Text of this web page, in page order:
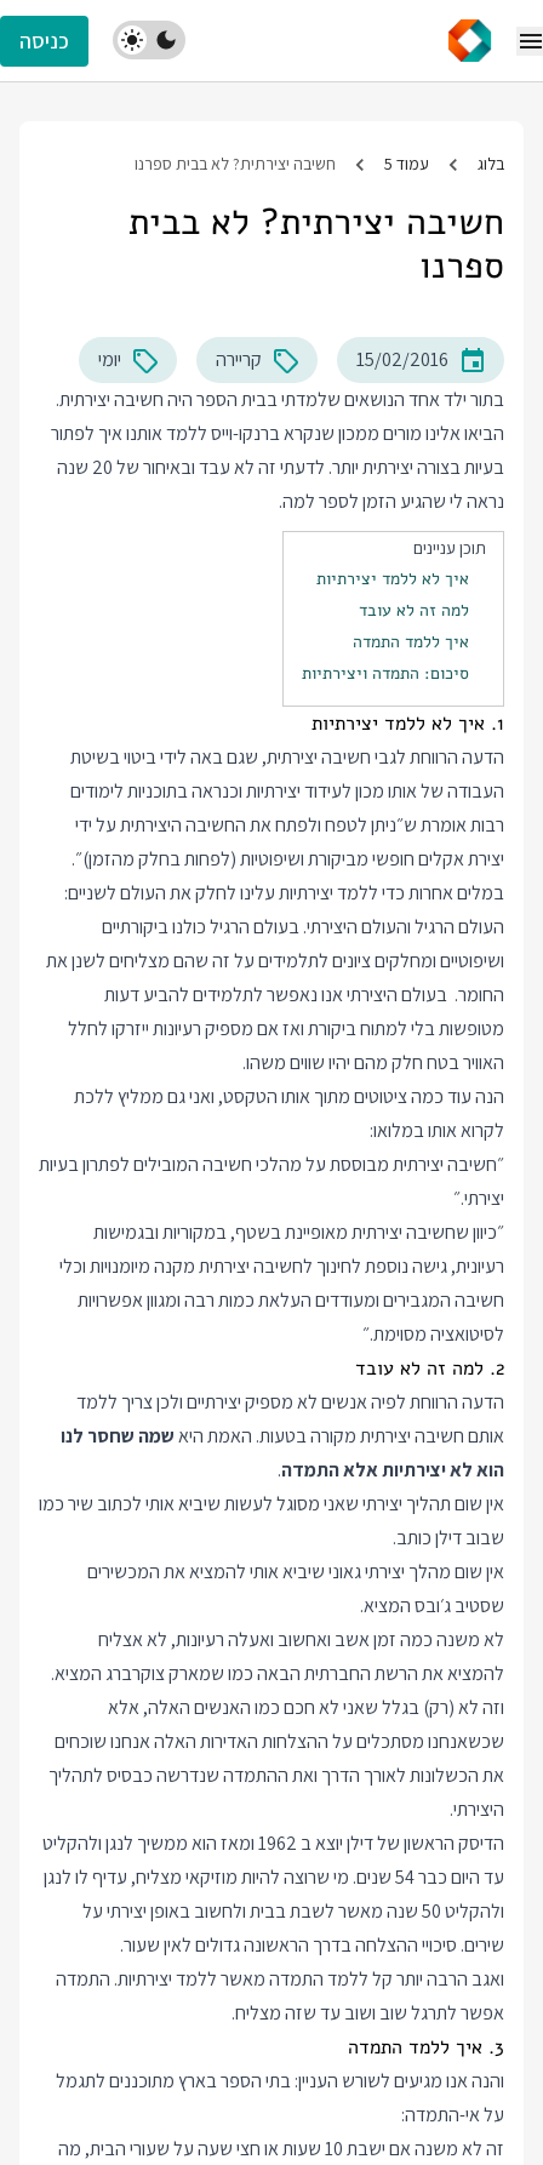
כניסה
בלוג עמוד 5 חשיבה יצירתית? לא בבית ספרנו
חשיבה יצירתית? לא בבית
ספרנו
15/02/2016 קריירה
יומי
בתור ילד אחד הנושאים שלמדתי בבית הספר היה חשיבה יצירתית.
הביאו אלינו מורים ממכון שנקרא ברנקו-וייס ללמד אותנו איך לפתור
בעיות בצורה יצירתית יותר. לדעתי זה לא עבד ובאיחור של 20 שנה
נראה לי שהגיע הזמן לספר למה.
תוכן עניינים
איך לא ללמד יצירתיות
למה זה לא עובד
איך ללמד התמדה
סיכום: התמדה ויצירתיות
1. איך לא ללמד יצירתיות
הדעה הרווחת לגבי חשיבה יצירתית, שגם באה לידי ביטוי בשיטת
העבודה של אותו מכון לעידוד יצירתיות וכנראה בתוכניות לימודים
רבות אומרת ש״ניתן לטפח ולפתח את החשיבה היצירתית על ידי
יצירת אקלים חופשי מביקורת ושיפוטיות (לפחות בחלק מהזמן)״.
במלים אחרות כדי ללמד יצירתיות עלינו לחלק את העולם לשניים:
העולם הרגיל והעולם היצירתי. בעולם הרגיל כולנו ביקורתיים
ושיפוטיים ומחלקים ציונים לתלמידים על זה שהם מצליחים לשנן את
החומר. בעולם היצירתי אנו נאפשר לתלמידים להביע דעות
מטופשות בלי למתוח ביקורת ואז אם מספיק רעיונות ייזרקו לחלל
האוויר בטח חלק מהם יהיו שווים משהו.
הנה עוד כמה ציטוטים מתוך אותו הטקסט, ואני גם ממליץ ללכת
לקרוא אותו במלואו:
״חשיבה יצירתית מבוססת על מהלכי חשיבה המובילים לפתרון בעיות
יצירתי.״
״כיוון שחשיבה יצירתית מאופיינת בשטף, במקוריות ובגמישות
רעיונית, גישה נוספת לחינוך לחשיבה יצירתית מקנה מיומנויות וכלי
חשיבה המגבירים ומעודדים העלאת כמות רבה ומגוון אפשרויות
לסיטואציה מסוימת.״
2. למה זה לא עובד
הדעה הרווחת לפיה אנשים לא מספיק יצירתיים ולכן צריך ללמד
אותם חשיבה יצירתית מקורה בטעות. האמת היאשמה שחסר לנו
הוא לא יצירתיות אלא התמדה.
אין שום תהליך יצירתי שאני מסוגל לעשות שיביא אותי לכתוב שיר כמו
שבוב דילן כותב.
אין שום מהלך יצירתי גאוני שיביא אותי להמציא את המכשירים
שסטיב ג׳ובס המציא.
לא משנה כמה זמן אשב ואחשוב ואעלה רעיונות, לא אצליח
להמציא את הרשת החברתית הבאה כמו שמארק צוקרברג המציא.
וזה לא (רק) בגלל שאני לא חכם כמו האנשים האלה, אלא
שכשאנחנו מסתכלים על ההצלחות האדירות האלה אנחנו שוכחים
את הכשלונות לאורך הדרך ואת ההתמדה שנדרשה כבסיס לתהליך
היצירתי.
הדיסק הראשון של דילן יוצא ב 1962 ומאז הוא ממשיך לנגן ולהקליט
עד היום כבר 54 שנים. מי שרוצה להיות מוזיקאי מצליח, עדיף לו לנגן
ולהקליט 50 שנה מאשר לשבת בבית ולחשוב באופן יצירתי על
שירים. סיכויי ההצלחה בדרך הראשונה גדולים לאין שעור.
ואגב הרבה יותר קל ללמד התמדה מאשר ללמד יצירתיות. התמדה
אפשר לתרגל שוב ושוב עד שזה מצליח.
3. איך ללמד התמדה
והנה אנו מגיעים לשורש העניין: בתי הספר בארץ מתוכננים לתגמל
על אי-התמדה:
זה לא משנה אם ישבת 10 שעות או חצי שעה על שעורי הבית, מה